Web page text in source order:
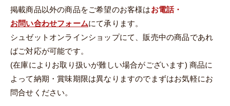
掲載商品以外の商品をご希望のお客様はお電話・
お問い合わせフォームにて承ります。
シュゼットオンラインショップにて、販売中の商品であれ
ばご対応が可能です。
(在庫によりお取り扱いが難しい場合がございます) 商品に
よって納期・賞味期限は異なりますのでまずはお気軽にお
問合せください。